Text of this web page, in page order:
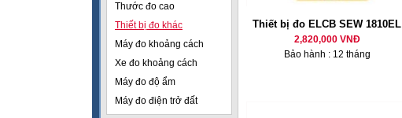
Thước đo cao
Thiết bị đo khác
Máy đo khoảng cách
Xe đo khoảng cách
Máy đo độ ẩm
Máy đo điện trở đất
Thiết bị đo ELCB SEW 1810EL
2,820,000 VNĐ
Bảo hành : 12 tháng